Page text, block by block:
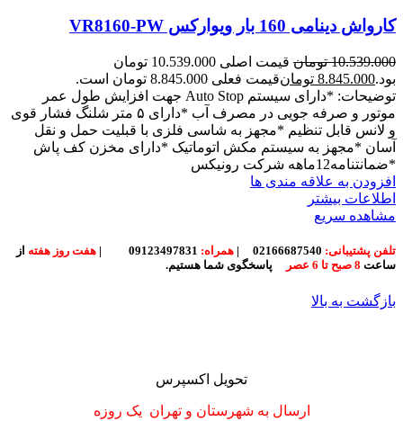
کارواش دینامی 160 بار ویوارکس VR8160-PW
10.539.000 تومان
قیمت اصلی 10.539.000 تومان
بود.8.845.000 تومانقیمت فعلی 8.845.000 تومان است.
توضیحات: *دارای سیستم Auto Stop جهت افزایش طول عمر
موتور و صرفه جویی در مصرف آب *دارای ۵ متر شلنگ فشار قوی
و لانس قابل تنظیم *مجهز به شاسی فلزی با قبلیت حمل و نقل
آسان *مجهز به سیستم مکش اتوماتیک *دارای مخزن کف پاش
*ضمانتنامه12ماهه شرکت رونیکس
افزودن به علاقه مندی ها
اطلاعات بیشتر
مشاهده سریع
تلفن پشتیبانی: | همراه: | هفت روز هفته از
ساعت 8 صبح تا 6 عصر پاسخگوی شما هستیم.
بازگشت به بالا
تحویل اکسپرس
ارسال به شهرستان و تهران یک روزه